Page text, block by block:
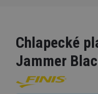
Chlapecké
Jammer